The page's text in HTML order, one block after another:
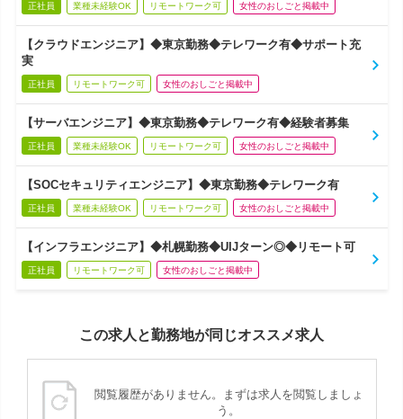
正社員 業種未経験OK リモートワーク可 女性のおしごと掲載中
【クラウドエンジニア】◆東京勤務◆テレワーク有◆サポート充
実
正社員 リモートワーク可 女性のおしごと掲載中
【サーバエンジニア】◆東京勤務◆テレワーク有◆経験者募集
正社員 業種未経験OK リモートワーク可 女性のおしごと掲載中
【SOCセキュリティエンジニア】◆東京勤務◆テレワーク有
正社員 業種未経験OK リモートワーク可 女性のおしごと掲載中
【インフラエンジニア】◆札幌勤務◆UIJターン◎◆リモート可
正社員 リモートワーク可 女性のおしごと掲載中
この求人と勤務地が同じオススメ求人
閲覧履歴がありません。まずは求人を閲覧しましょ
う。